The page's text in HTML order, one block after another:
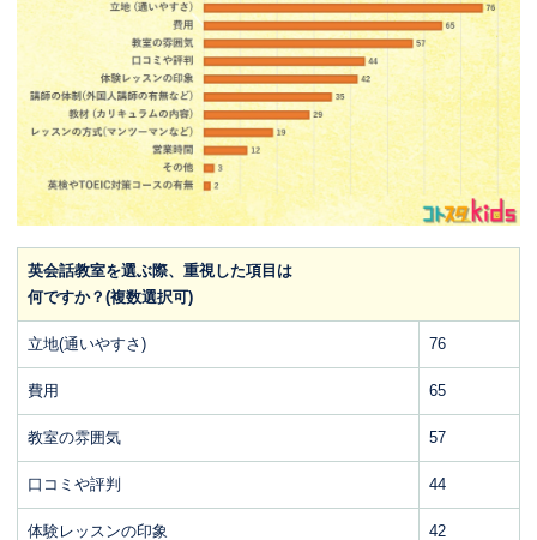
英会話教室を選ぶ際、重視した項目は
何ですか？(複数選択可)
立地(通いやすさ) 76
費用 65
教室の雰囲気 57
口コミや評判 44
体験レッスンの印象 42